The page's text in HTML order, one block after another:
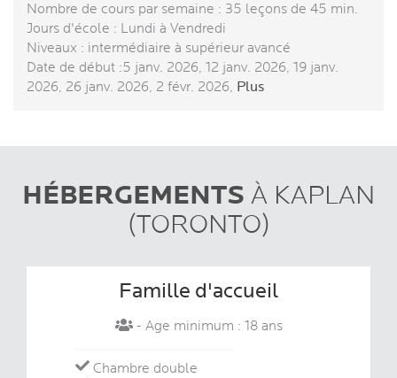
Nombre de cours par semaine : 35 leçons de 45 min.
Jours d'école : Lundi à Vendredi
Niveaux : intermédiaire à supérieur avancé
Date de début :5 janv. 2026, 12 janv. 2026, 19 janv.
2026, 26 janv. 2026, 2 févr. 2026, Plus
HÉBERGEMENTS À KAPLAN
(TORONTO)
Famille d'accueil
- Age minimum : 18 ans
Chambre double